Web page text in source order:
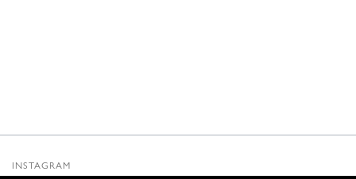
INSTAGRAM